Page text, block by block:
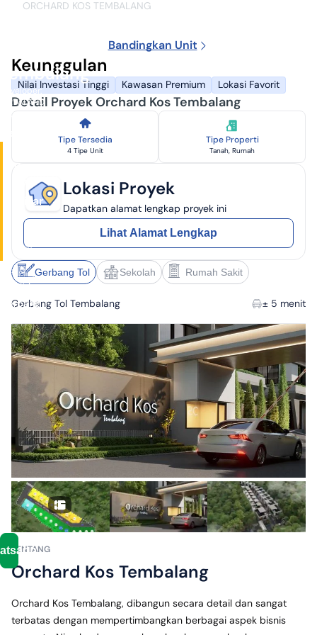
Tembalang
Developer:
NIRVALAND
Tembalang,
Semarang
Rp
Miliar
Miliar
± 5
menit ke
Gerbang
Tembalang
± 5
menit ke
Diponegoro
± 5
Universitas
Diponegoro
Tembalang
ORCHARD KOS TEMBALANG
Bandingkan Unit
Keunggulan
Nilai Investasi Tinggi Kawasan Premium Lokasi Favorit
Detail Proyek Orchard Kos Tembalang
Tipe Tersedia
4 Tipe Unit
Tipe Properti
Tanah, Rumah
Lokasi Proyek
Dapatkan alamat lengkap proyek ini
Lihat Alamat Lengkap
Gerbang Tol Sekolah Rumah Sakit
Gerbang Tol Tembalang ± 5 menit
TENTANG
Orchard Kos Tembalang
Orchard Kos Tembalang, dibangun secara detail dan sangat
terbatas dengan mempertimbangkan berbagai aspek bisnis